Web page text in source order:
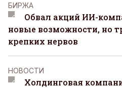
БИРЖА
Обвал акций ИИ-
новые возможности, но
крепких нервов
НОВОСТИ
Холдинговая